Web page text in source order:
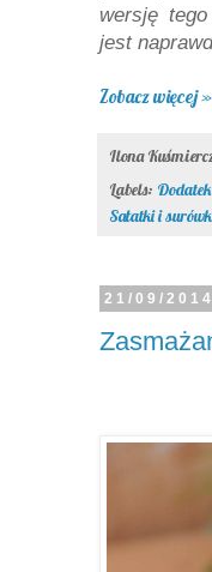
wersję
jest
Zobacz więcej »
Ilona
Labels:
Sałatki i
21/09/